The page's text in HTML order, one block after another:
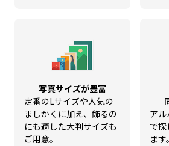
写真サイズが豊富
定番のLサイズや人気の
ましかくに加え、飾るの
にも適した大判サイズも
ご用意。
ア
で
ます。